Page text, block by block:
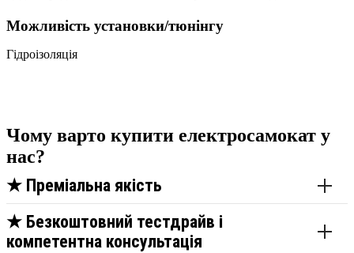
Можливість установки/тюнінгу
Гідроізоляція
Чому варто купити електросамокат у
нас?
★ Преміальна якість
★ Безкоштовний тестдрайв і
компетентна консультація